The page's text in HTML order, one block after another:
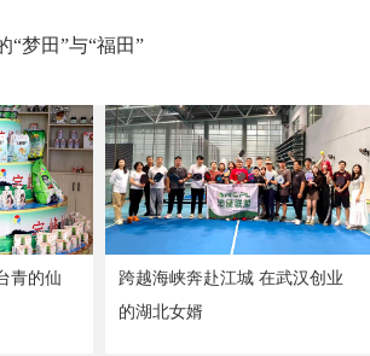
“梦田”与“福田”
青的仙
跨越海峡奔赴江城 在武汉创业
的湖北女婿